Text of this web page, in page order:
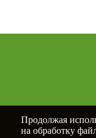
Продолжая
на обработку